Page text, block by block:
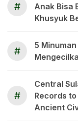
#
Anak Bisa
Khusyuk
#
5
#
Central
Records
Ancient